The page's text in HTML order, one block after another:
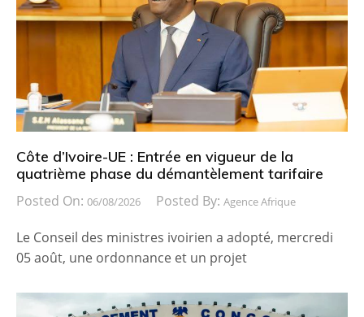
Côte d’Ivoire-UE : Entrée en vigueur de la
quatrième phase du démantèlement tarifaire
Posted On: 06/08/2026 Posted By: Agence Afrique
Le Conseil des ministres ivoirien a adopté, mercredi
05 août, une ordonnance et un projet